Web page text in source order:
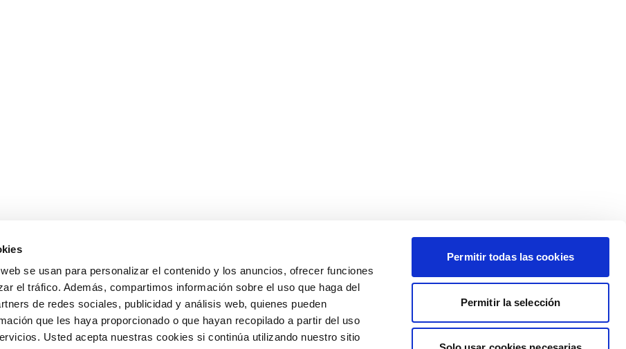
se usan para personalizar el contenido y los anuncios, ofrecer funciones
el tráfico. Además, compartimos información sobre el uso que haga del
de redes sociales, publicidad y análisis web, quienes pueden
que les haya proporcionado o que hayan recopilado a partir del uso
Usted acepta nuestras cookies si continúa utilizando nuestro sitio
Permitir todas las cookies
Permitir la selección